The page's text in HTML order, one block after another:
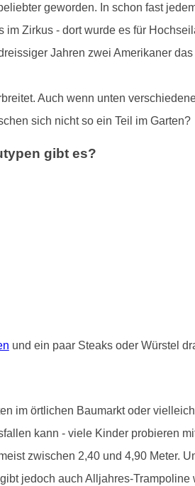
geworden. In schon fast
Zirkus - dort wurde es für
Jahren zwei Amerikaner
Auch wenn unten
sich nicht so ein Teil im Garten?
gibt es?
und ein paar Steaks oder Würstel
im örtlichen Baumarkt oder
kann - viele Kinder probieren
zwischen 2,40 und 4,90 Meter.
jedoch auch Alljahres-